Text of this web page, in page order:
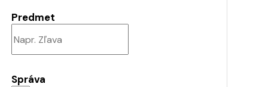
Predmet
Správa